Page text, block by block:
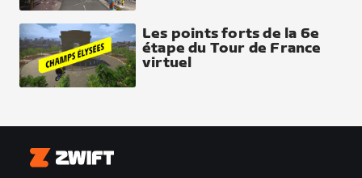
Les points forts de la 6e
étape du Tour de France
virtuel
Zwift